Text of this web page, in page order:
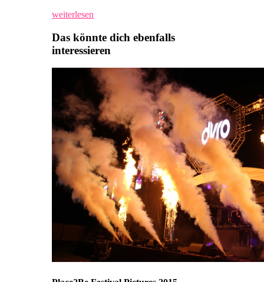
weiterlesen
Das könnte dich ebenfalls
interessieren